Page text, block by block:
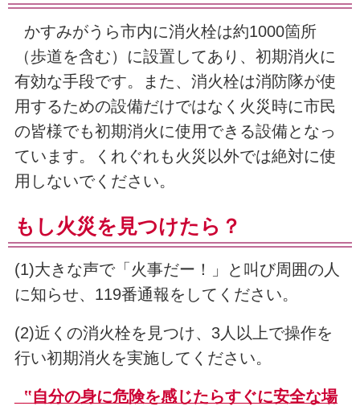
かすみがうら市内に消火栓は約1000箇所
（歩道を含む）に設置してあり、初期消火に
有効な手段です。また、消火栓は消防隊が使
用するための設備だけではなく火災時に市民
の皆様でも初期消火に使用できる設備となっ
ています。くれぐれも火災以外では絶対に使
用しないでください。
もし火災を見つけたら？
(1)大きな声で「火事だー！」と叫び周囲の人
に知らせ、119番通報をしてください。
(2)近くの消火栓を見つけ、3人以上で操作を
行い初期消火を実施してください。
‟自分の身に危険を感じたらすぐに安全な場